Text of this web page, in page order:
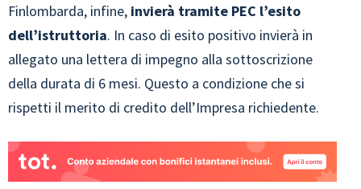
Finlombarda, infine, invierà tramite PEC l’esito
dell’istruttoria. In caso di esito positivo invierà in
allegato una lettera di impegno alla sottoscrizione
della durata di 6 mesi. Questo a condizione che si
rispetti il merito di credito dell’Impresa richiedente.